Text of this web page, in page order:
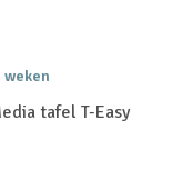
weken
tafel T-Easy